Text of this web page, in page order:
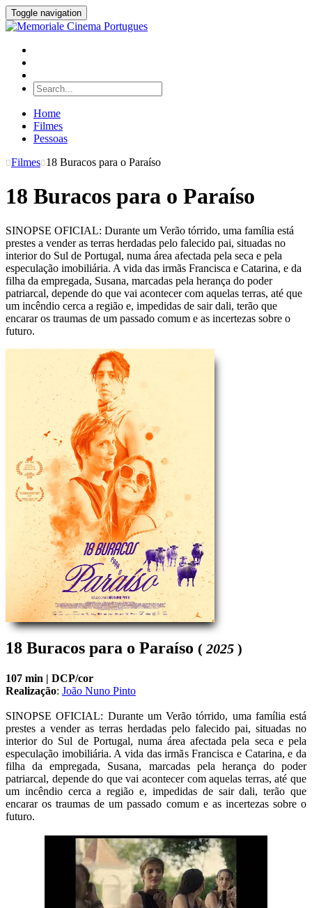
Toggle navigation
Home
Filmes
Pessoas
Filmes 18 Buracos para o Paraíso
18 Buracos para o Paraíso
SINOPSE OFICIAL: Durante um Verão tórrido, uma família está
prestes a vender as terras herdadas pelo falecido pai, situadas no
interior do Sul de Portugal, numa área afectada pela seca e pela
especulação imobiliária. A vida das irmãs Francisca e Catarina, e da
filha da empregada, Susana, marcadas pela herança do poder
patriarcal, depende do que vai acontecer com aquelas terras, até que
um incêndio cerca a região e, impedidas de sair dali, terão que
encarar os traumas de um passado comum e as incertezas sobre o
futuro.
18 Buracos para o Paraíso ( 2025 )
107 min | DCP/cor
Realização: João Nuno Pinto
SINOPSE OFICIAL: Durante um Verão tórrido, uma família está
prestes a vender as terras herdadas pelo falecido pai, situadas no
interior do Sul de Portugal, numa área afectada pela seca e pela
especulação imobiliária. A vida das irmãs Francisca e Catarina, e da
filha da empregada, Susana, marcadas pela herança do poder
patriarcal, depende do que vai acontecer com aquelas terras, até que
um incêndio cerca a região e, impedidas de sair dali, terão que
encarar os traumas de um passado comum e as incertezas sobre o
futuro.